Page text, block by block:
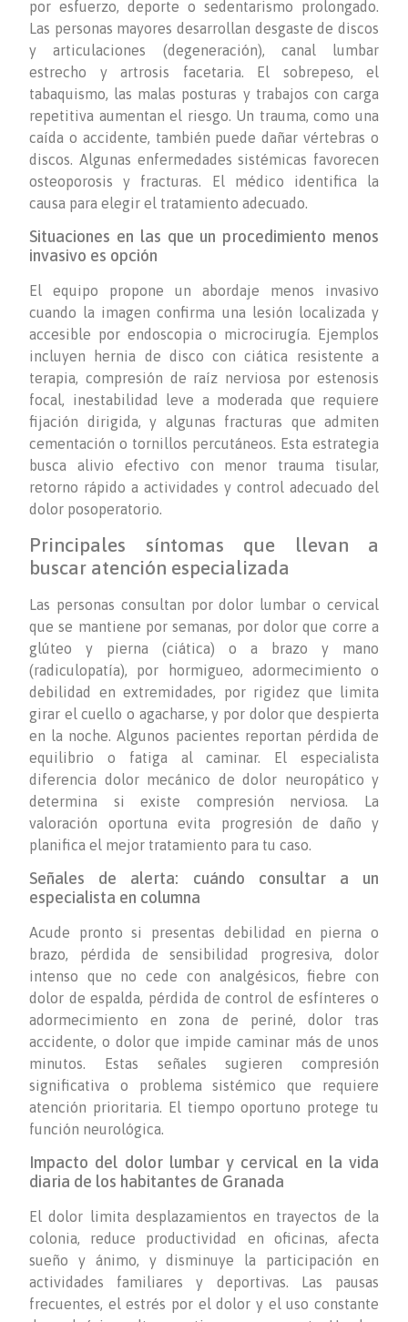
por esfuerzo, deporte o sedentarismo prolongado.
Las personas mayores desarrollan desgaste de discos
y articulaciones (degeneración), canal lumbar
estrecho y artrosis facetaria. El sobrepeso, el
tabaquismo, las malas posturas y trabajos con carga
repetitiva aumentan el riesgo. Un trauma, como una
caída o accidente, también puede dañar vértebras o
discos. Algunas enfermedades sistémicas favorecen
osteoporosis y fracturas. El médico identifica la
causa para elegir el tratamiento adecuado.
Situaciones en las que un procedimiento menos
invasivo es opción
El equipo propone un abordaje menos invasivo
cuando la imagen confirma una lesión localizada y
accesible por endoscopia o microcirugía. Ejemplos
incluyen hernia de disco con ciática resistente a
terapia, compresión de raíz nerviosa por estenosis
focal, inestabilidad leve a moderada que requiere
fijación dirigida, y algunas fracturas que admiten
cementación o tornillos percutáneos. Esta estrategia
busca alivio efectivo con menor trauma tisular,
retorno rápido a actividades y control adecuado del
dolor posoperatorio.
Principales síntomas que llevan a
buscar atención especializada
Las personas consultan por dolor lumbar o cervical
que se mantiene por semanas, por dolor que corre a
glúteo y pierna (ciática) o a brazo y mano
(radiculopatía), por hormigueo, adormecimiento o
debilidad en extremidades, por rigidez que limita
girar el cuello o agacharse, y por dolor que despierta
en la noche. Algunos pacientes reportan pérdida de
equilibrio o fatiga al caminar. El especialista
diferencia dolor mecánico de dolor neuropático y
determina si existe compresión nerviosa. La
valoración oportuna evita progresión de daño y
planifica el mejor tratamiento para tu caso.
Señales de alerta: cuándo consultar a un
especialista en columna
Acude pronto si presentas debilidad en pierna o
brazo, pérdida de sensibilidad progresiva, dolor
intenso que no cede con analgésicos, fiebre con
dolor de espalda, pérdida de control de esfínteres o
adormecimiento en zona de periné, dolor tras
accidente, o dolor que impide caminar más de unos
minutos. Estas señales sugieren compresión
significativa o problema sistémico que requiere
atención prioritaria. El tiempo oportuno protege tu
función neurológica.
Impacto del dolor lumbar y cervical en la vida
diaria de los habitantes de Granada
El dolor limita desplazamientos en trayectos de la
colonia, reduce productividad en oficinas, afecta
sueño y ánimo, y disminuye la participación en
actividades familiares y deportivas. Las pausas
frecuentes, el estrés por el dolor y el uso constante